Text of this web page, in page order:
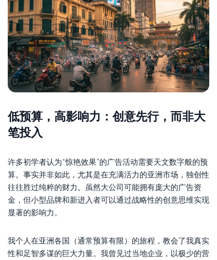
低预算，高影响力：创意先行，而非大
笔投入
许多初学者认为“惊艳效果”的广告活动需要天文数字般的预
算。事实并非如此，尤其是在充满活力的亚洲市场，独创性
往往胜过纯粹的财力。虽然大公司可能拥有庞大的广告资
金，但小型品牌和新进入者可以通过战略性的创意思维实现
显著的影响力。
我个人在亚洲各国（通常预算有限）的旅程，教会了我真实
性和足智多谋的巨大力量。我曾见过当地企业，以极少的营